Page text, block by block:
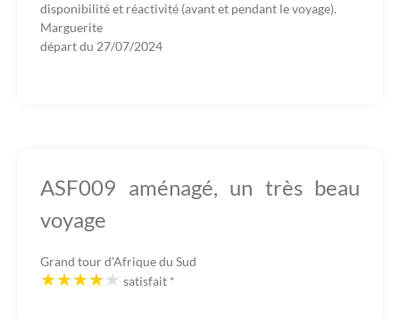
disponibilité et réactivité (avant et pendant le voyage).
Marguerite
départ du 27/07/2024
ASF009 aménagé, un très beau
voyage
Grand tour d'Afrique du Sud
satisfait *